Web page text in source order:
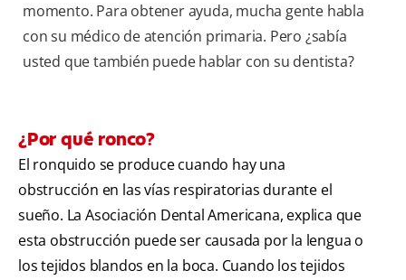
momento. Para obtener ayuda, mucha gente habla
con su médico de atención primaria. Pero ¿sabía
usted que también puede hablar con su dentista?
¿Por qué ronco?
El ronquido se produce cuando hay una
obstrucción en las vías respiratorias durante el
sueño. La Asociación Dental Americana, explica que
esta obstrucción puede ser causada por la lengua o
los tejidos blandos en la boca. Cuando los tejidos